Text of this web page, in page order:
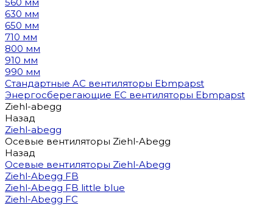
630 мм
650 мм
710 мм
800 мм
910 мм
990 мм
Стандартные AC вентиляторы Ebmpapst
Энергосберегающие EC вентиляторы Ebmpapst
Ziehl-abegg
Назад
Ziehl-abegg
Осевые вентиляторы Ziehl-Abegg
Назад
Осевые вентиляторы Ziehl-Abegg
Ziehl-Abegg FB
Ziehl-Abegg FB little blue
Ziehl-Abegg FC